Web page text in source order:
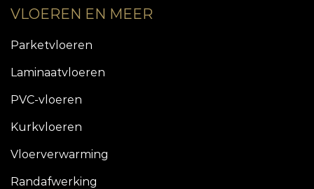
VLOEREN EN MEER
Parketvloeren
Laminaatvloeren
PVC-vloeren
Kurkvloeren
Vloerverwarming
Randafwerking